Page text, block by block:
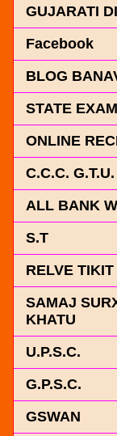
GUJARATI
Facebook
BLOG
STATE
ONLINE
C.C.C. G.T.U.
ALL BANK
S.T
RELVE
SAMAJ
KHATU
U.P.S.C.
G.P.S.C.
GSWAN